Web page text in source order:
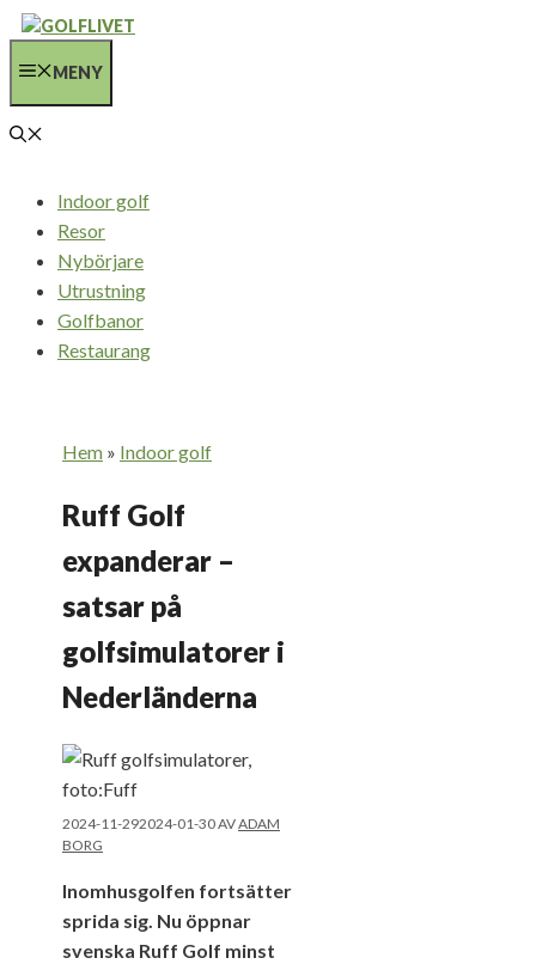
Hoppa
innehållMENY
Indoor golf
Resor
Nybörjare
Utrustning
Golfbanor
Restaurang
Hem » Indoor golf
Ruff Golf
expanderar –
satsar på
golfsimulatorer i
Nederländerna
2024-11-292024-01-30AVADAM
BORG
Inomhusgolfen fortsätter
sprida sig. Nu öppnar
svenska Ruff Golf minst